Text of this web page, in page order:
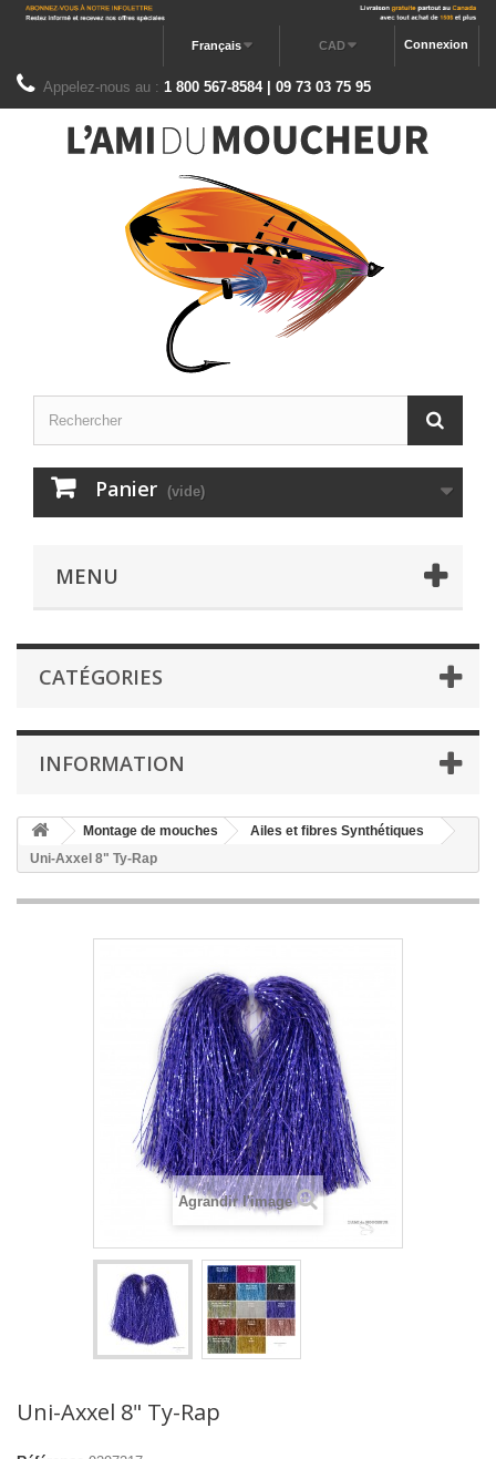
Connexion
CAD
Français
Appelez-nous au : 1 800 567-8584 | 09 73 03 75 95
Panier (vide)
MENU
CATÉGORIES
INFORMATION
Montage de mouches
Ailes et fibres Synthétiques
Uni-Axxel 8" Ty-Rap
Agrandir l'image
Uni-Axxel 8" Ty-Rap